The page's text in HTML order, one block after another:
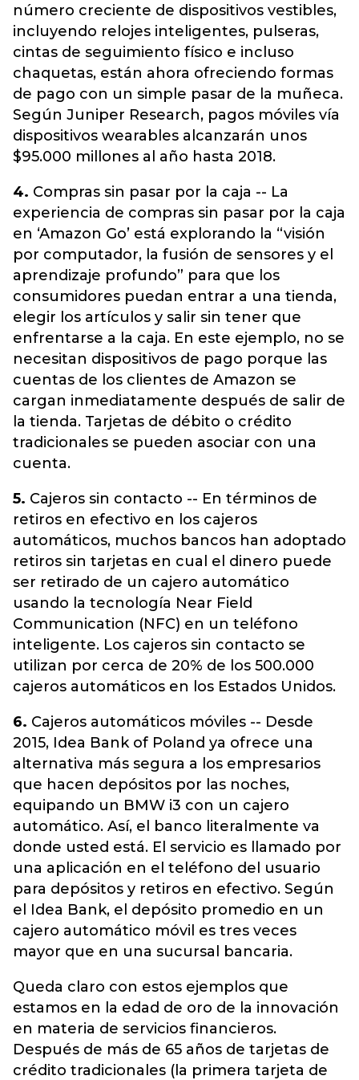
número creciente de dispositivos vestibles,
incluyendo relojes inteligentes, pulseras,
cintas de seguimiento físico e incluso
chaquetas, están ahora ofreciendo formas
de pago con un simple pasar de la muñeca.
Según Juniper Research, pagos móviles vía
dispositivos wearables alcanzarán unos
$95.000 millones al año hasta 2018.
4. Compras sin pasar por la caja -- La
experiencia de compras sin pasar por la caja
en ‘Amazon Go’ está explorando la “visión
por computador, la fusión de sensores y el
aprendizaje profundo” para que los
consumidores puedan entrar a una tienda,
elegir los artículos y salir sin tener que
enfrentarse a la caja. En este ejemplo, no se
necesitan dispositivos de pago porque las
cuentas de los clientes de Amazon se
cargan inmediatamente después de salir de
la tienda. Tarjetas de débito o crédito
tradicionales se pueden asociar con una
cuenta.
5. Cajeros sin contacto -- En términos de
retiros en efectivo en los cajeros
automáticos, muchos bancos han adoptado
retiros sin tarjetas en cual el dinero puede
ser retirado de un cajero automático
usando la tecnología Near Field
Communication (NFC) en un teléfono
inteligente. Los cajeros sin contacto se
utilizan por cerca de 20% de los 500.000
cajeros automáticos en los Estados Unidos.
6. Cajeros automáticos móviles -- Desde
2015, Idea Bank of Poland ya ofrece una
alternativa más segura a los empresarios
que hacen depósitos por las noches,
equipando un BMW i3 con un cajero
automático. Así, el banco literalmente va
donde usted está. El servicio es llamado por
una aplicación en el teléfono del usuario
para depósitos y retiros en efectivo. Según
el Idea Bank, el depósito promedio en un
cajero automático móvil es tres veces
mayor que en una sucursal bancaria.
Queda claro con estos ejemplos que
estamos en la edad de oro de la innovación
en materia de servicios financieros.
Después de más de 65 años de tarjetas de
crédito tradicionales (la primera tarjeta de